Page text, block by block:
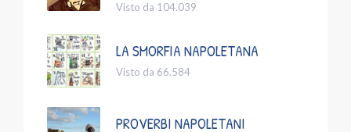
Visto da 104.039
LA SMORFIA NAPOLETANA
Visto da 66.584
PROVERBI NAPOLETANI